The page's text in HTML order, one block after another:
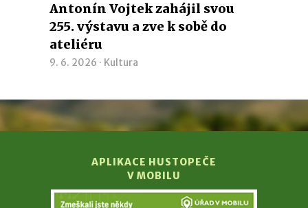
Antonín Vojtek zahájil svou
255. výstavu a zve k sobě do
ateliéru
9. 6. 2026 · Kultura
APLIKACE HUSTOPEČE
V MOBILU